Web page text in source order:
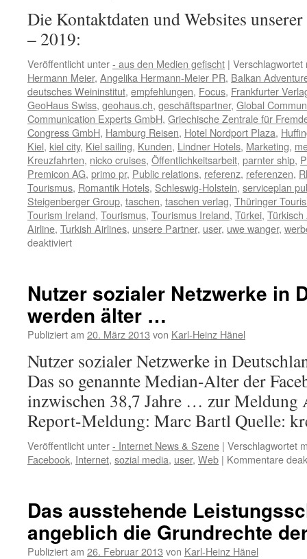
Die Kontaktdaten und Websites
– 2019:
Veröffentlicht unter- aus den Medien gefischt | Verschlagwortet
Hermann Meier, Angelika Hermann-Meier PR, Balkan
deutsches Weininstitut, empfehlungen, Focus, Frankfurter
GeoHaus Swiss, geohaus.ch, geschäftspartner, Global
Communication Experts GmbH, Griechische Zentrale für
Congress GmbH, Hamburg Reisen, Hotel Nordport Plaza,
Kiel, kiel city, Kiel sailing, Kunden, Lindner Hotels, Marketing,
Kreuzfahrten, nicko cruises, Öffentlichkeitsarbeit, parnter ship,
Premicon AG, primo pr, Public relations, referenz, referenzen,
Tourismus, Romantik Hotels, Schleswig-Holstein, serviceplan
Steigenberger Group, taschen, taschen verlag, Thüringer
Tourism Ireland, Tourismus, Tourismus Ireland, Türkei,
Airline, Turkish Airlines, unsere Partner, user, uwe wanger,
deaktiviertfür
diese
Zeile
sehen
Sie
Medien-
Partner
Nutzer sozialer Netzwerke in
werden älter …
Publiziert am 20. März 2013 von Karl-Heinz Hänel
Nutzer sozialer Netzwerke in
Das so genannte Median-Alter der
inzwischen 38,7 Jahre … zur Meldung
Report-Meldung: Marc Bartl
Veröffentlicht unter- Internet News & Szene | Verschlagwortet
Facebook, Internet, sozial media, user, Web | Kommentare
Das ausstehende
angeblich die Grundrechte
Publiziert am 26. Februar 2013 von Karl-Heinz Hänel